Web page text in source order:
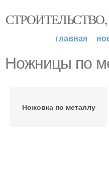
главная
Ножницы по
Ножовка по металлу